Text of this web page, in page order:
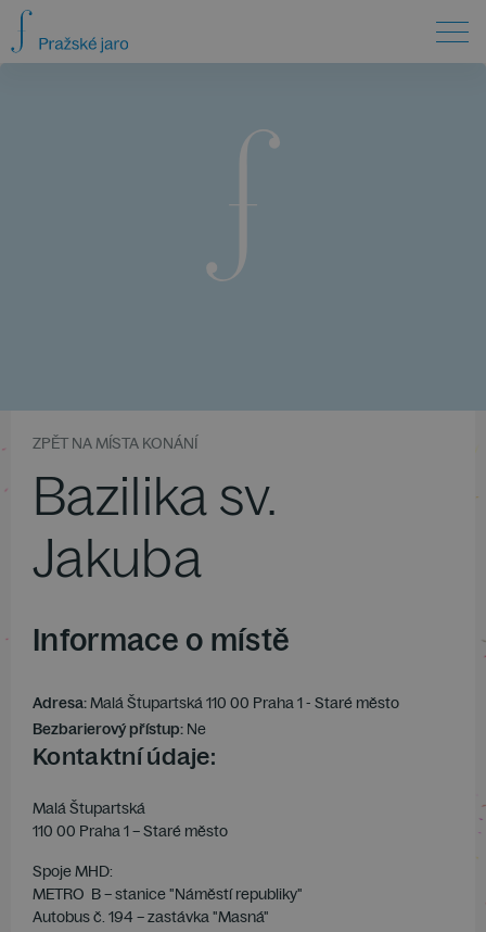
ZPĚT NA MÍSTA KONÁNÍ
Bazilika sv.
Jakuba
Informace o místě
Adresa:Malá Štupartská 110 00 Praha 1 - Staré město
Bezbarierový přístup: Ne
Kontaktní údaje:
Malá Štupartská
110 00 Praha 1 – Staré město
Spoje MHD:
METRO B – stanice "Náměstí republiky"
Autobus č. 194 – zastávka "Masná"